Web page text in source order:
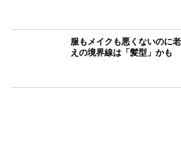
服もメイクも悪くないのに
えの境界線は「髪型」かも